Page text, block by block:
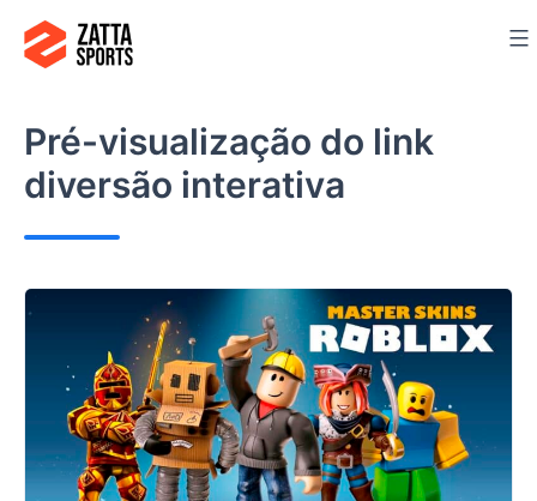
para
conteúdo
Pré-visualização do link
diversão interativa